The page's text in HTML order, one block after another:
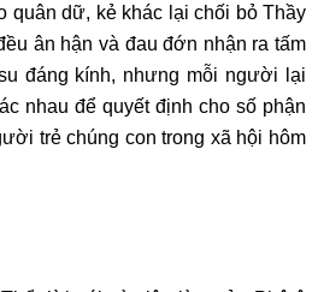
quân dữ, kẻ khác lại chối bỏ Thầy
ân hận và đau đớn nhận ra tấm
đáng kính, nhưng mỗi người lại
nhau để quyết định cho số phận
trẻ chúng con trong xã hội hôm